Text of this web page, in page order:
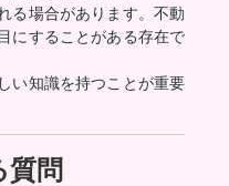
る場合があります。不動
にすることがある存在で
い知識を持つことが重要
質問